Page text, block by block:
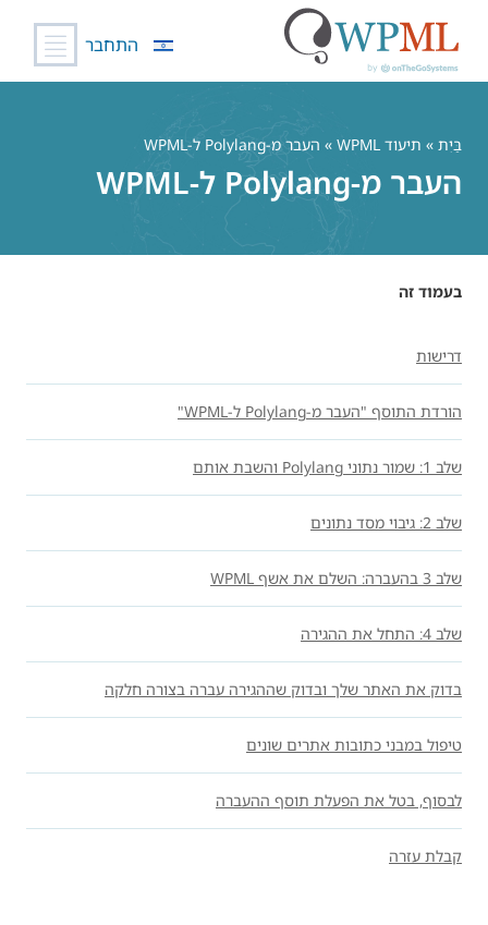
התחבר
בַּיִת » תיעוד WPML » העבר מ-Polylang ל-WPML
העבר מ-Polylang ל-WPML
בעמוד זה
דרישות
הורדת התוסף "העבר מ-Polylang ל-WPML"
שלב 1: שמור נתוני Polylang והשבת אותם
שלב 2: גיבוי מסד נתונים
שלב 3 בהעברה: השלם את אשף WPML
שלב 4: התחל את ההגירה
בדוק את האתר שלך ובדוק שההגירה עברה בצורה חלקה
טיפול במבני כתובות אתרים שונים
לבסוף, בטל את הפעלת תוסף ההעברה
קבלת עזרה